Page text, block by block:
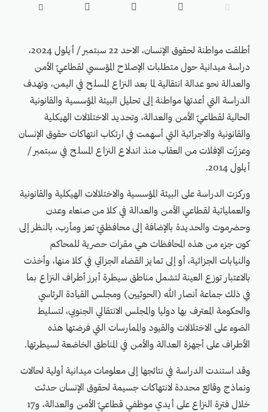





أطلقت مواطنة لحقوق الإنسان، الاحد 22 سبتمبر / أيلول 2024،
دراسة ميدانية حول متطلبات الإصلاح المؤسسي لقطاعيّ الأمن
والعدالة نحو عدالة انتقالية لما بعد النزاع المسلح في اليمن، وتهدف
الدراسة التي أعدتها مواطنة إلى تحليل البيئة المؤسسية والقانونية
الحالية لقطاعيّ الأمن والعدالة، وتحديد الاختلالات الهيكلية
والقانونية والاجرائية التي أسهمت في ارتكاب انتهاكات حقوق الإنسان
وعززّت الإفلات من العقاب منذ اندلاع النزاع المسلح في سبتمبر /
أيلول 2014.
وركزت الدراسة على البيئة المؤسسية والاختلالات الهيكلية والقانونية
والعملياتية لقطاعي الأمن والعدالة في كلا من صنعاء وعدن
وحضرموت والحديدة بالإضافة إلى محافظتيّ تعز ومأرب، بالنظر إلى
كون جزء من هذه المحافظات هي مقرات حصرية للمحاكم
والنيابات الجزائية، أو إلى تمايز القضاء الجزائي في كلا منها، وأخذت
بالاعتبار توزع العينة لتشمل مناطق سيطرة أبرز أطراف النزاع بما
في ذلك جماعة أنصار الله (الحوثيين) ومجلس القيادة الرئاسي
والحكومة المعترف بها دوليا والمجلس الانتقالي الجنوبي، لتسليط
الضوء على الاختلالات والقيود والممارسات التي فرضتها هذه
الأطراف على أجهزة العدالة والأمن في المناطق الخاضعة لسيطرتها.
وقد استندت الدراسة في نتائجها إلى معلومات ميدانية أولية لحالات
ونماذج وقائع محددة لانتهاكات جسيمة لحقوق الإنسان حدثت
خلال فترة النزاع على أيدي موظفي قطاعيّ الأمن والعدالة، و17